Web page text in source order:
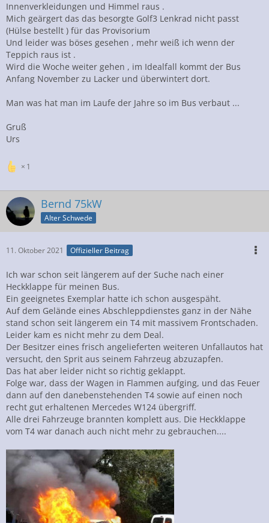
Innenverkleidungen und Himmel raus .
Mich geärgert das das besorgte Golf3 Lenkrad nicht passt
(Hülse bestellt ) für das Provisorium
Und leider was böses gesehen , mehr weiß ich wenn der
Teppich raus ist .
Wird die Woche weiter gehen , im Idealfall kommt der Bus
Anfang November zu Lacker und überwintert dort.
Man was hat man im Laufe der Jahre so im Bus verbaut ...
Gruß
Urs
1
Bernd 75kW
Alter Schwede
11. Oktober 2021 Offizieller Beitrag
Ich war schon seit längerem auf der Suche nach einer
Heckklappe für meinen Bus.
Ein geeignetes Exemplar hatte ich schon ausgespäht.
Auf dem Gelände eines Abschleppdienstes ganz in der Nähe
stand schon seit längerem ein T4 mit massivem Frontschaden.
Leider kam es nicht mehr zu dem Deal.
Der Besitzer eines frisch angelieferten weiteren Unfallautos hat
versucht, den Sprit aus seinem Fahrzeug abzuzapfen.
Das hat aber leider nicht so richtig geklappt.
Folge war, dass der Wagen in Flammen aufging, und das Feuer
dann auf den danebenstehenden T4 sowie auf einen noch
recht gut erhaltenen Mercedes W124 übergriff.
Alle drei Fahrzeuge brannten komplett aus. Die Heckklappe
vom T4 war danach auch nicht mehr zu gebrauchen....